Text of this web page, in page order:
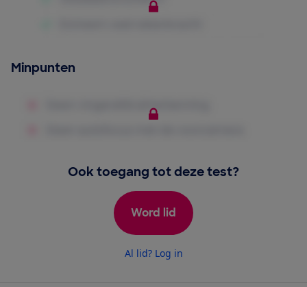
Minpunten
Ook toegang tot deze test?
Word lid
Al lid? Log in